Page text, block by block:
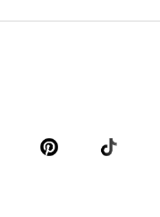
& kavajer